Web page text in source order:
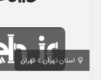
استان تهران تهران